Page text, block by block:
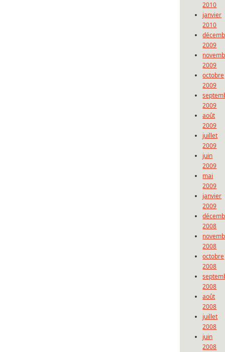
2010
janvier
2010
2009
2009
octobre
2009
2009
août
2009
juillet
2009
juin
2009
mai
2009
janvier
2009
2008
2008
octobre
2008
2008
août
2008
juillet
2008
juin
2008